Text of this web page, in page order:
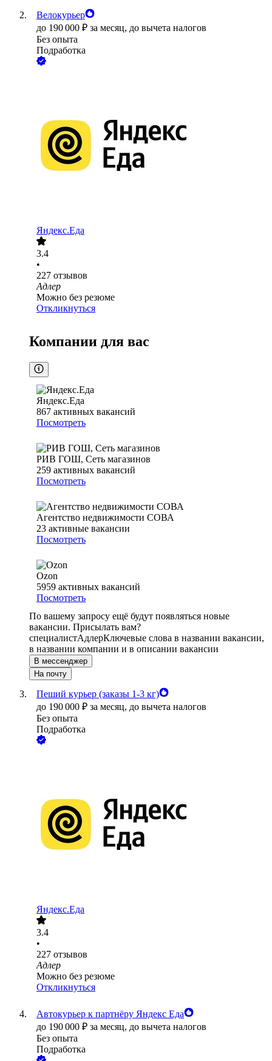
Велокурьер
до 190 000 ₽ за месяц, до вычета налогов
Без опыта
Подработка
Яндекс.Еда
3.4
•
227 отзывов
Адлер
Можно без резюме
Откликнуться
Компании для вас
Яндекс.Еда
867 активных вакансий
Посмотреть
РИВ ГОШ, Сеть магазинов
259 активных вакансий
Посмотреть
Агентство недвижимости СОВА
23 активные вакансии
Посмотреть
Ozon
5959 активных вакансий
Посмотреть
По вашему запросу ещё будут появляться новые
вакансии. Присылать вам?
специалистАдлерКлючевые слова в названии вакансии,
в названии компании и в описании вакансии
В мессенджер
На почту
Пеший курьер (заказы 1-3 кг)
до 190 000 ₽ за месяц, до вычета налогов
Без опыта
Подработка
Яндекс.Еда
3.4
•
227 отзывов
Адлер
Можно без резюме
Откликнуться
Автокурьер к партнёру Яндекс Еда
до 190 000 ₽ за месяц, до вычета налогов
Без опыта
Подработка